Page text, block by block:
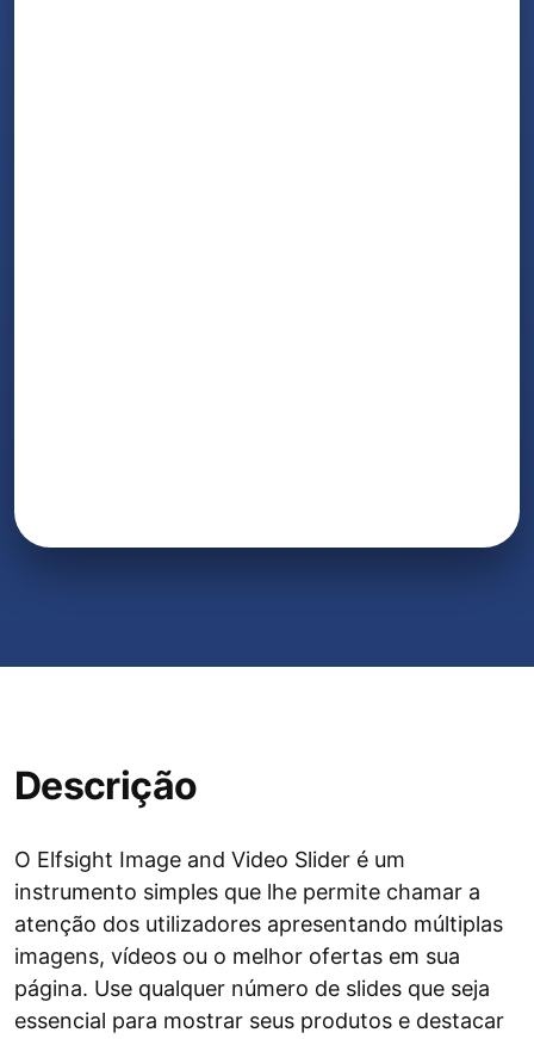
Descrição
O Elfsight Image and Video Slider é um
instrumento simples que lhe permite chamar a
atenção dos utilizadores apresentando múltiplas
imagens, vídeos ou o melhor ofertas em sua
página. Use qualquer número de slides que seja
essencial para mostrar seus produtos e destacar